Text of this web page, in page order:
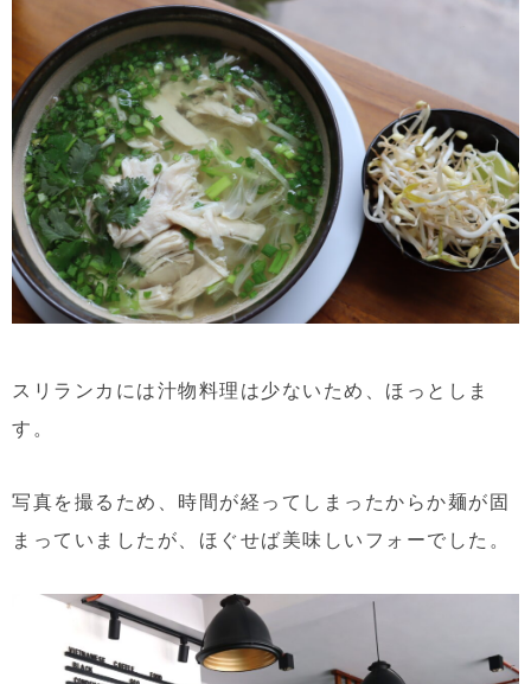
スリランカには汁物料理は少ないため、ほっとしま
す。
写真を撮るため、時間が経ってしまったからか麺が固
まっていましたが、ほぐせば美味しいフォーでした。